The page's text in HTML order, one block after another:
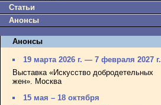
Статьи
Анонсы
Анонсы
19 марта 2026 г. — 7 февраля 2027 г.
Выставка «Искусство добродетельных
жен». Москва
15 мая – 18 октября